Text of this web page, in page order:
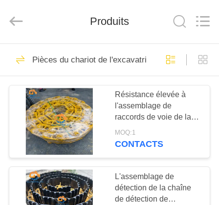
MAISON
PRODUITS
VIDÉOS
PROPOS
Machinery
Rights
Cylindre hydraulique
pour excavatrice
483
Cylindre de bras
101
Produits
Pièces du chariot de l'excavatrice
Résistance élevée à
l'assemblage de
raccords de voie de la
pelle OEM
MOQ:1
CONTACTS
L'assemblage de
détection de la chaîne
de détection de